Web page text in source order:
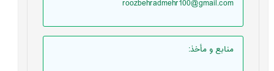
roozbehradmehr100@gmail.com
منابع و مأخذ: